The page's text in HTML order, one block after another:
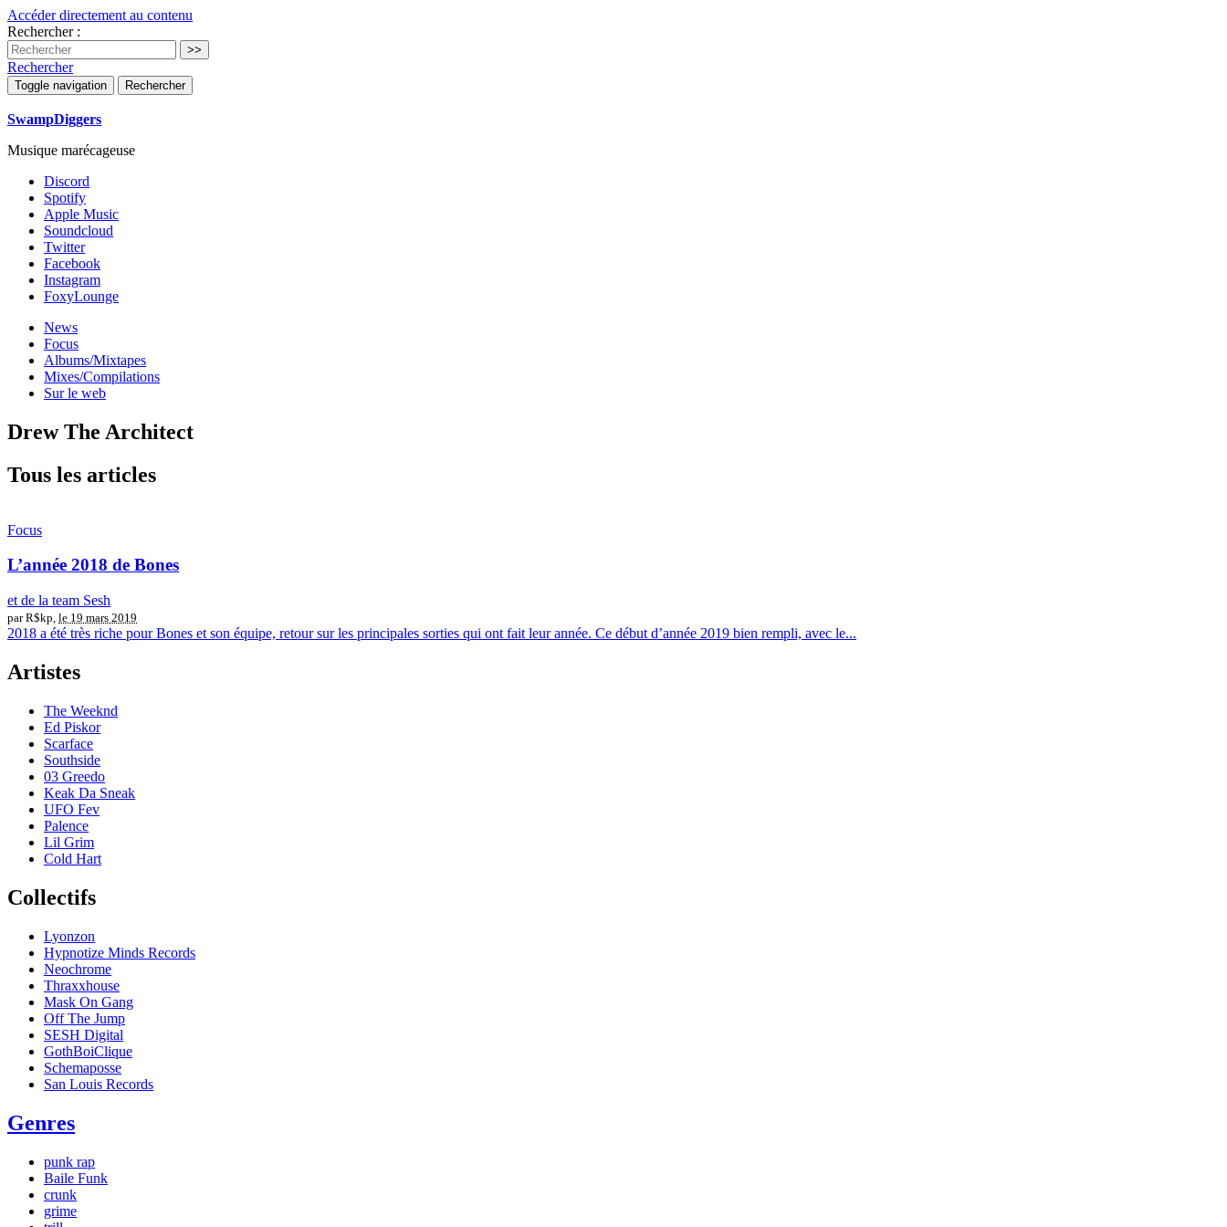
Accéder directement au contenu
Rechercher :
Rechercher
Toggle navigation Rechercher
SwampDiggers
Musique marécageuse
Discord
Spotify
Apple Music
Soundcloud
Twitter
Facebook
Instagram
FoxyLounge
News
Focus
Albums/Mixtapes
Mixes/Compilations
Sur le web
Drew The Architect
Tous les articles
Focus
L’année 2018 de Bones
et de la team Sesh
par R$kp, le 19 mars 2019
2018 a été très riche pour Bones et son équipe, retour sur les principales sorties qui ont fait leur année. Ce début d’année 2019 bien rempli, avec le...
Artistes
The Weeknd
Ed Piskor
Scarface
Southside
03 Greedo
Keak Da Sneak
UFO Fev
Palence
Lil Grim
Cold Hart
Collectifs
Lyonzon
Hypnotize Minds Records
Neochrome
Thraxxhouse
Mask On Gang
Off The Jump
SESH Digital
GothBoiClique
Schemaposse
San Louis Records
Genres
punk rap
Baile Funk
crunk
grime